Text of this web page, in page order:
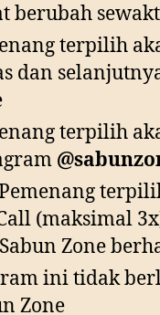
berubah
terpilih
dan
terpilih
(maksimal
Zone
ini tidak
Zone